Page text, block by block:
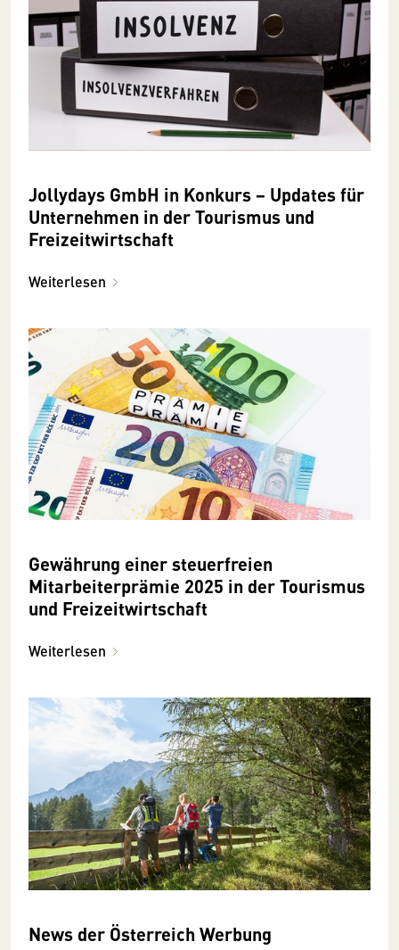
Jollydays GmbH in Konkurs − Updates für
Unternehmen in der Tourismus und
Freizeitwirtschaft
Weiterlesen
Gewährung einer steuerfreien
Mitarbeiterprämie 2025 in der Tourismus
und Freizeitwirtschaft
Weiterlesen
News der Österreich Werbung